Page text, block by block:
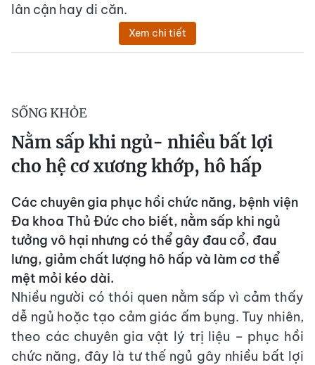
lân cận hay di căn.
Xem chi tiết
SỐNG KHỎE
Nằm sấp khi ngủ- nhiều bất lợi
cho hệ cơ xương khớp, hô hấp
Các chuyên gia phục hồi chức năng, bệnh viện
Đa khoa Thủ Đức cho biết, nằm sấp khi ngủ
tưởng vô hại nhưng có thể gây đau cổ, đau
lưng, giảm chất lượng hô hấp và làm cơ thể
mệt mỏi kéo dài.
Nhiều người có thói quen nằm sấp vì cảm thấy
dễ ngủ hoặc tạo cảm giác ấm bụng. Tuy nhiên,
theo các chuyên gia vật lý trị liệu – phục hồi
chức năng, đây là tư thế ngủ gây nhiều bất lợi